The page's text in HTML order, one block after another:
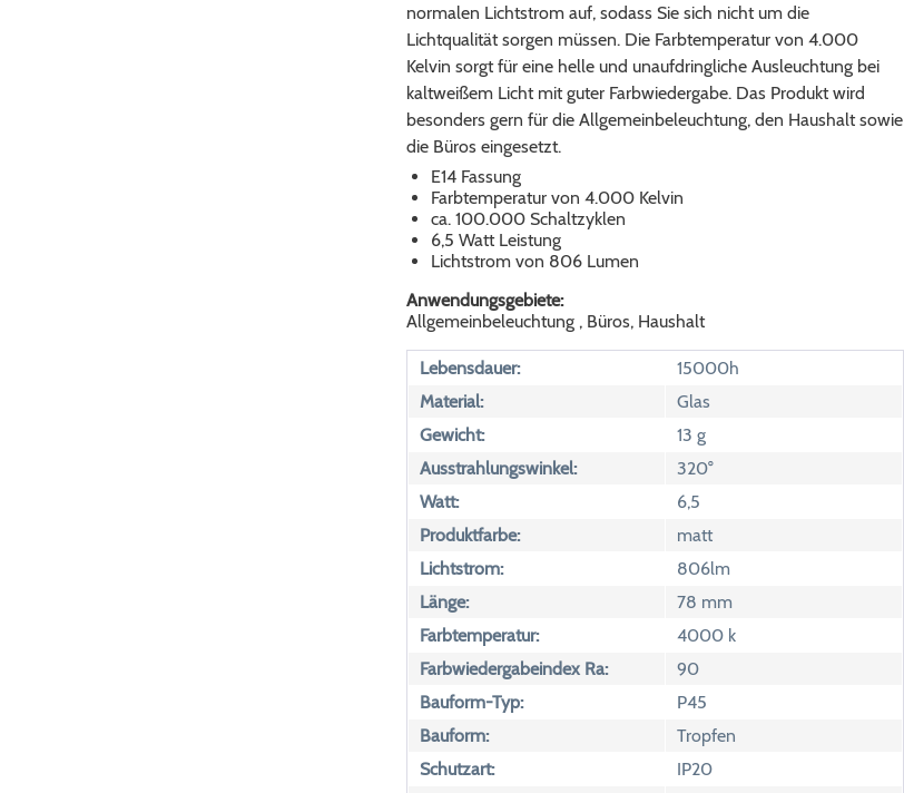
normalen Lichtstrom auf, sodass Sie sich nicht um die
Lichtqualität sorgen müssen. Die Farbtemperatur von 4.000
Kelvin sorgt für eine helle und unaufdringliche Ausleuchtung bei
kaltweißem Licht mit guter Farbwiedergabe. Das Produkt wird
besonders gern für die Allgemeinbeleuchtung, den Haushalt sowie
die Büros eingesetzt.
E14 Fassung
Farbtemperatur von 4.000 Kelvin
ca. 100.000 Schaltzyklen
6,5 Watt Leistung
Lichtstrom von 806 Lumen
Anwendungsgebiete:
Allgemeinbeleuchtung , Büros, Haushalt
Lebensdauer:
15000h
Material:
Glas
Gewicht:
13 g
Ausstrahlungswinkel:
320°
Watt:
6,5
Produktfarbe:
matt
Lichtstrom:
806lm
Länge:
78 mm
Farbtemperatur:
4000 k
Farbwiedergabeindex Ra:
90
Bauform-Typ:
P45
Bauform:
Tropfen
Schutzart:
IP20